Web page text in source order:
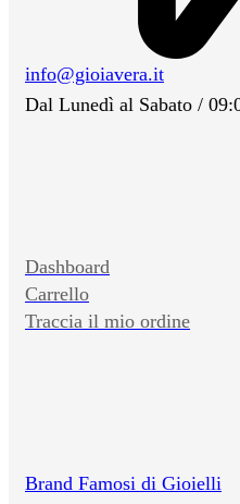
info@gioiavera.it
Dal Lunedì al Sabato /
Dashboard
Carrello
Traccia il mio ordine
Brand Famosi di Gioielli